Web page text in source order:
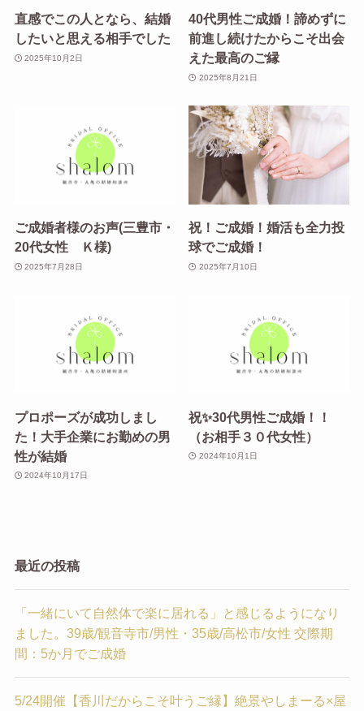
直感でこの人となら、結婚
したいと思える相手でした
2025年10月2日
40代男性ご成婚！諦めずに
前進し続けたからこそ出会
えた最高のご縁
2025年8月21日
ご成婚者様のお声(三豊市・
20代女性 Ｋ様)
2025年7月28日
祝！ご成婚！婚活も全力投
球でご成婚！
2025年7月10日
プロポーズが成功しまし
た！大手企業にお勤めの男
性が結婚
2024年10月17日
祝✨30代男性ご成婚！！
（お相手３０代女性）
2024年10月1日
最近の投稿
「一緒にいて自然体で楽に居れる」と感じるようになり
ました。39歳/観音寺市/男性・35歳/高松市/女性 交際期
間：5か月でご成婚
5/24開催【香川だからこそ叶うご縁】絶景やしまーる×屋